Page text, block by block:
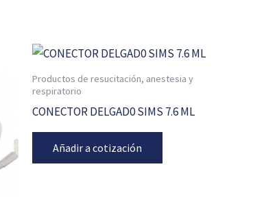
Productos de resucitación, anestesia y
respiratorio
CONECTOR DELGAD0 SIMS 7.6 ML
Añadir a cotización